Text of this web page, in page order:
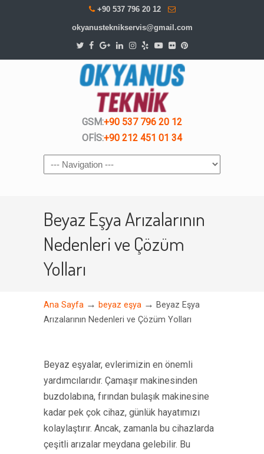
+90 537 796 20 12
okyanusteknikservis@gmail.com
GSM:+90 537 796 20 12
OFİS:+90 212 451 01 34
Navigation
Beyaz Eşya Arızalarının
Nedenleri ve Çözüm
Yolları
Ana Sayfa → beyaz eşya → Beyaz Eşya
Arızalarının Nedenleri ve Çözüm Yolları
Beyaz eşyalar, evlerimizin en önemli
yardımcılarıdır. Çamaşır makinesinden
buzdolabına, fırından bulaşık makinesine
kadar pek çok cihaz, günlük hayatımızı
kolaylaştırır. Ancak, zamanla bu cihazlarda
çeşitli arızalar meydana gelebilir. Bu